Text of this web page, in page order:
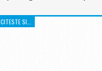
CITESTE SI...